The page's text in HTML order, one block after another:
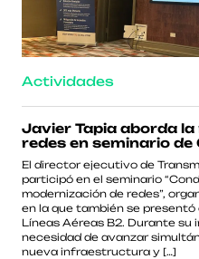
Actividades
Javier Tapia aborda
redes en seminario de
El director ejecutivo de
participó en el seminario
modernización de redes”,
en la que también se
Líneas Aéreas B2. Durante
necesidad de avanzar
nueva infraestructura y […]